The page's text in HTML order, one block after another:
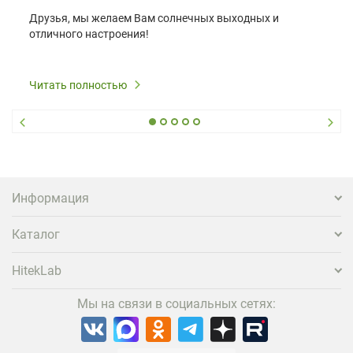
Друзья, мы желаем Вам солнечных выходных и
отличного настроения!
Читать полностью
Информация
Каталог
HitekLab
Мы на связи в социальных сетях: